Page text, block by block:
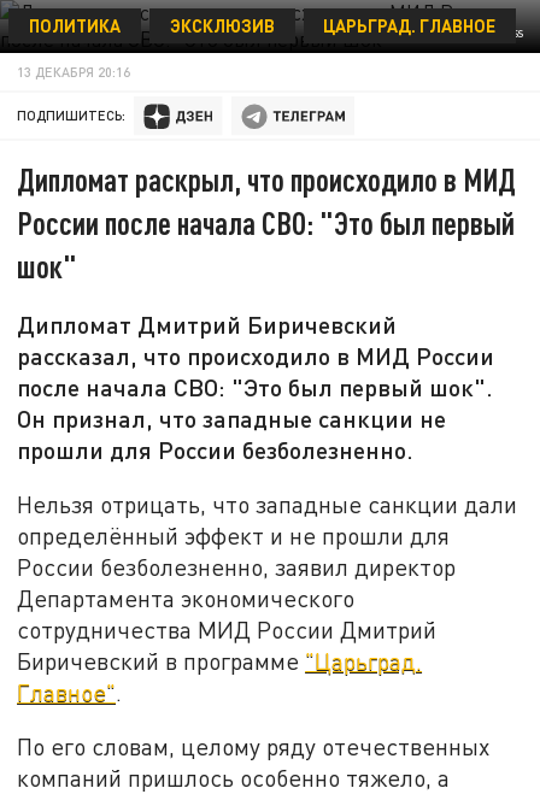
CHRISTIAN OHDE/GLOBALLOOKPRESS
ПОЛИТИКА ЭКСКЛЮЗИВ ЦАРЬГРАД. ГЛАВНОЕ
13 ДЕКАБРЯ 20:16
ПОДПИШИТЕСЬ:
Дипломат раскрыл, что происходило в МИД
России после начала СВО: "Это был первый
шок"
Дипломат Дмитрий Биричевский
рассказал, что происходило в МИД России
после начала СВО: "Это был первый шок".
Он признал, что западные санкции не
прошли для России безболезненно.
Нельзя отрицать, что западные санкции дали
определённый эффект и не прошли для
России безболезненно, заявил директор
Департамента экономического
сотрудничества МИД России Дмитрий
Биричевский в программе "Царьград.
Главное".
По его словам, целому ряду отечественных
компаний пришлось особенно тяжело, а